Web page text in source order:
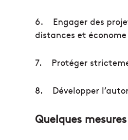
6. Engager des
distances et
7. Protéger
8. Développer
Quelques